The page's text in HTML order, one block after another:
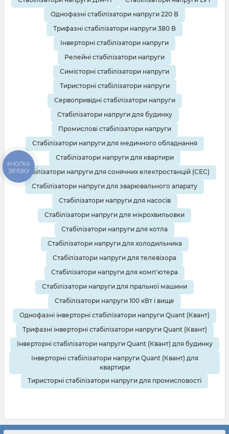
Однофазні стабілізатори напруги 220 В
Трифазні стабілізатори напруги 380 В
Інверторні стабілізатори напруги
Релейні стабілізатори напруги
Симісторні стабілізатори напруги
Тиристорні стабілізатори напруги
Сервопривідні стабілізатори напруги
Стабілізатори напруги для будинку
Промислові стабілізатори напруги
Стабілізатори напруги для медичного обладнання
Стабілізатори напруги для квартири
Стабілізатори напруги для сонячних електростанцій (СЕС)
Стабілізатори напруги для зварювального апарату
Стабілізатори напруги для насосів
Стабілізатори напруги для мікрохвильовки
Стабілізатори напруги для котла
Стабілізатори напруги для холодильника
Стабілізатори напруги для телевізора
Стабілізатори напруги для комп'ютера
Стабілізатори напруги для пральної машини
Стабілізатори напруги 100 кВт і вище
Однофазні інверторні стабілізатори напруги Quant (Квант)
Трифазні інверторні стабілізатори напруги Quant (Квант)
Інверторні стабілізатори напруги Quant (Квант) для будинку
Інверторні стабілізатори напруги Quant (Квант) для
квартири
Тиристорні стабілізатори напруги для промисловості
КНОПКА
ЗВ'ЯЗКУ